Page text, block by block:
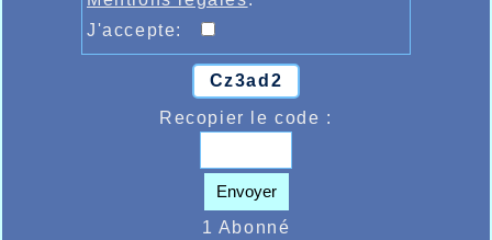
J'accepte:
Cz3ad2
Recopier le code :
Envoyer
1 Abonné